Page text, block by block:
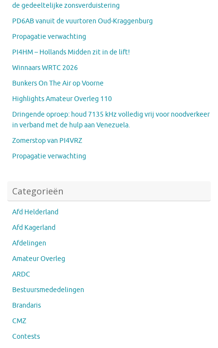
de gedeeltelijke zonsverduistering
PD6AB vanuit de vuurtoren Oud-Kraggenburg
Propagatie verwachting
PI4HM – Hollands Midden zit in de lift!
Winnaars WRTC 2026
Bunkers On The Air op Voorne
Highlights Amateur Overleg 110
Dringende oproep: houd 7135 kHz volledig vrij voor noodverkeer
in verband met de hulp aan Venezuela.
Zomerstop van PI4VRZ
Propagatie verwachting
Categorieën
Afd Helderland
Afd Kagerland
Afdelingen
Amateur Overleg
ARDC
Bestuursmededelingen
Brandaris
CMZ
Contests